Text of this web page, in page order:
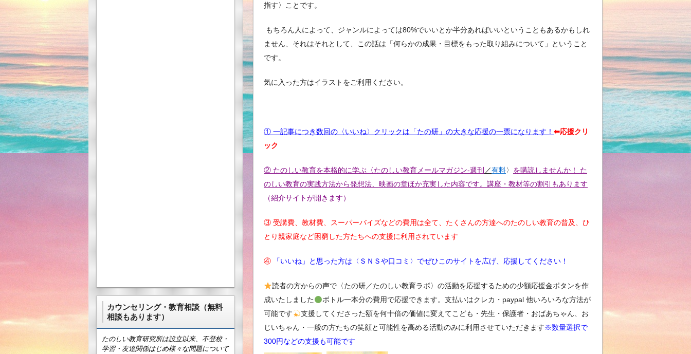
指す〉ことです。
もちろん人によって、ジャンルによっては80%でいいとか半分あればいいということもあるかもしれ
ません、それはそれとして、この話は「何らかの成果・目標をもった取り組みについて」ということ
です。
気に入った方はイラストをご利用ください。
① 一記事につき数回の〈いいね〉クリックは「たの研」の大きな応援の一票になります！ ⬅︎応援クリ
ック
② たのしい教育を本格的に学ぶ〈たのしい教育メールマガジン-週刊 ／有料〉 を購読しませんか！ た
のしい教育の実践方法から発想法、映画の章ほか充実した内容です。講座・教材等の割引もあります
（紹介サイトが開きます）
③ 受講費、教材費、スーパーバイズなどの費用は全て、たくさんの方達へのたのしい教育の普及、ひ
とり親家庭など困窮した方たちへの支援に利用されています
④ 「いいね」と思った方は〈ＳＮＳや口コミ〉でぜひこのサイトを広げ、応援してください！
読者の方からの声で〈たの研／たのしい教育ラボ〉の活動を応援するための少額応援金ボタンを作
成いたしました
ボトル一本分の費用で応援できます。支払いはクレカ・paypal 他いろいろな方法が
可能です
支援してくださった額を何十倍の価値に変えてこども・先生・保護者・おばあちゃん、お
じいちゃん・一般の方たちの笑顔と可能性を高める活動のみに利用させていただきます※数量選択で
300円などの支援も可能です
カウンセリング・教育相談（無料
相談もあります）
たのしい教育研究所は設立以来、不登校・
学習・友達関係はじめ様々な問題について